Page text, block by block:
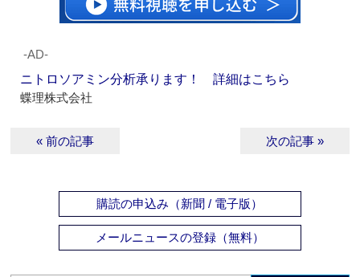
‐AD‐
ニトロソアミン分析承ります！ 詳細はこちら
蝶理株式会社
« 前の記事 次の記事 »
購読の申込み（新聞 / 電子版）
メールニュースの登録（無料）